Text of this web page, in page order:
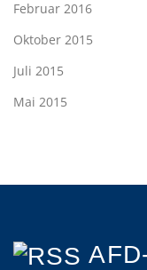
Februar 2016
Oktober 2015
Juli 2015
Mai 2015